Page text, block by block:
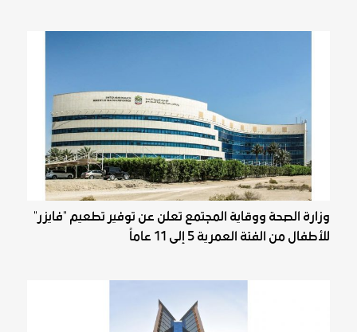
وزارة الصحة ووقاية المجتمع تعلن عن توفير تطعيم "فايزر"
للأطفال من الفئة العمرية 5 إلى 11 عاماً